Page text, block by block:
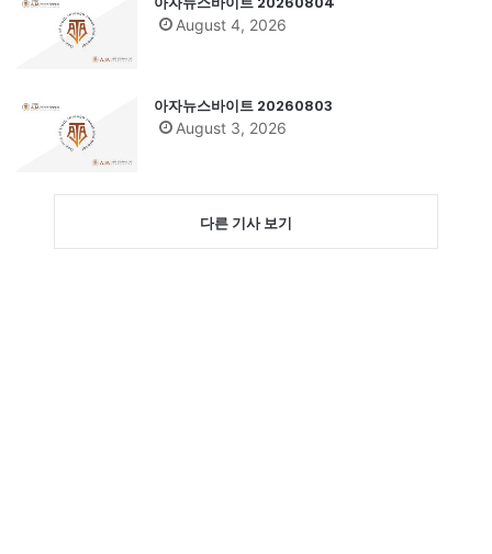
August 4, 2026
아자뉴스바이트 20260803
August 3, 2026
다른 기사 보기